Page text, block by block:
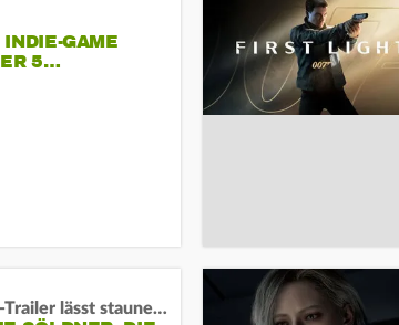
GAME
5…
"Battlefield 6"-Trailer lässt staunen und rätseln: